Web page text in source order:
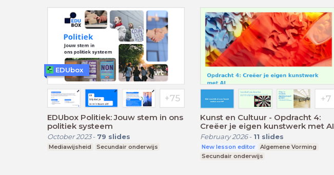
EDUbox Politiek: Jouw stem in ons
politiek systeem
October 2023- 79 slides
Mediawijsheid Secundair onderwijs
EDUbox
Kunst en Cultuur - Opdracht 4:
Creëer je eigen kunstwerk met AI
February 2026- 11 slides
New lesson editor
Algemene Vorming
Secundair onderwijs